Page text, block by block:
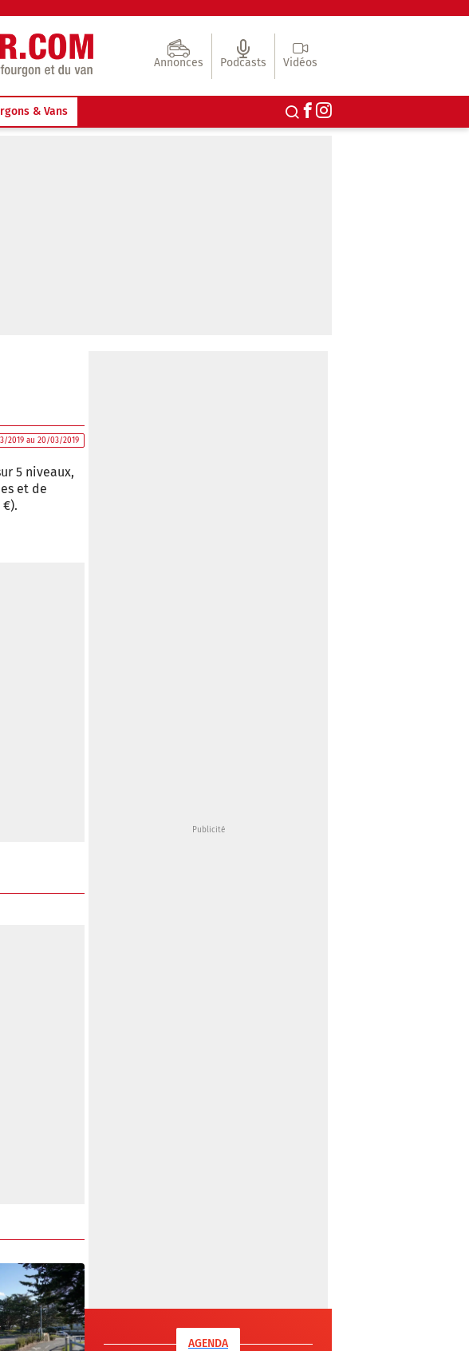
Annonces Podcasts Vidéos
& Vans
2019 au 20/03/2019
5 niveaux,
et de
AGENDA